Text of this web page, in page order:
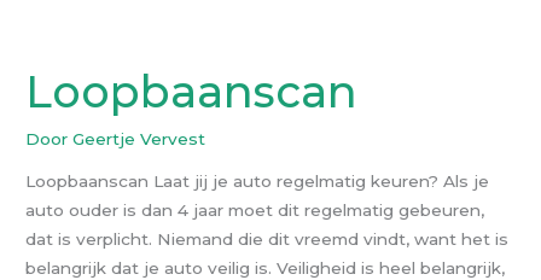
Loopbaanscan
DoorGeertje Vervest
Loopbaanscan Laat jij je auto regelmatig keuren? Als je
auto ouder is dan 4 jaar moet dit regelmatig gebeuren,
dat is verplicht. Niemand die dit vreemd vindt, want het is
belangrijk dat je auto veilig is. Veiligheid is heel belangrijk,
Loopbaanscan